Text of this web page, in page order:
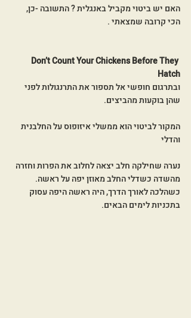
האם יש ביטוי מקביל באנגלית ? התשובה -כן,
הכי קרובה שמצאתי .
Don’t Count Your Chickens Before They
Hatch
ובתרגום חופשי אל תספור את התרנגולות לפני
שהן בוקעות מהביצים.
המקור לביטוי הוא ממשלי איזופוס על החלבנית
והדלי
נערה שחילקה חלב יצאה לחלוב את הפרות וחזרה
מהשדה כשדלי החלב מאוזן יפה על ראשה.
כשהלכה לאורך הדרך, היה ראשה היפה עסוק
בתכניות לימים הבאים.